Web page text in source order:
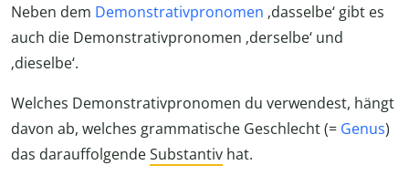
Neben dem Demonstrativpronomen ‚dasselbe‘ gibt es
auch die Demonstrativpronomen ‚derselbe‘ und
‚dieselbe‘.
Welches Demonstrativpronomen du verwendest, hängt
davon ab, welches grammatische Geschlecht (= Genus)
das darauffolgendeSubstantiv hat.